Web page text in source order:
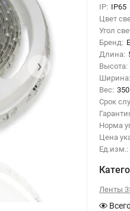
›
IP: IP65
Цвет
Угол
Бренд:
Длина:
Высота:
Ширина:
Вес: 350
Срок
Норма
Цена
Ед.изм.:
Ленты